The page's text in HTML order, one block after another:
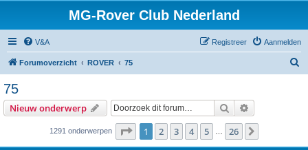
MG-Rover Club Nederland
V&A Aanmelden
Registreer
Forumoverzicht ROVER 75
75
Nieuw onderwerp Zoek
1291 onderwerpen Pagina van 26
1 2 3 4 5 26